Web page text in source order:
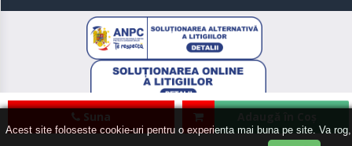
Acest site foloseste cookie-uri pentru o experienta mai buna pe site. Va rog,
Suna
EcoSolaris Shop© 2026